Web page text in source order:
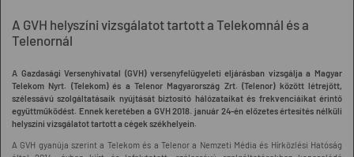
A GVH helyszíni vizsgálatot tartott a Telekomnál és a
Telenornál
A Gazdasági Versenyhivatal (GVH) versenyfelügyeleti eljárásban vizsgálja a Magyar
Telekom Nyrt. (Telekom) és a Telenor Magyarország Zrt. (Telenor) között létrejött,
szélessávú szolgáltatásaik nyújtását biztosító hálózataikat és frekvenciáikat érintő
együttműködést. Ennek keretében a GVH 2018. január 24-én előzetes értesítés nélküli
helyszíni vizsgálatot tartott a cégek székhelyein.
A GVH gyanúja szerint a Telekom és a Telenor a Nemzeti Média és Hírközlési Hatóság